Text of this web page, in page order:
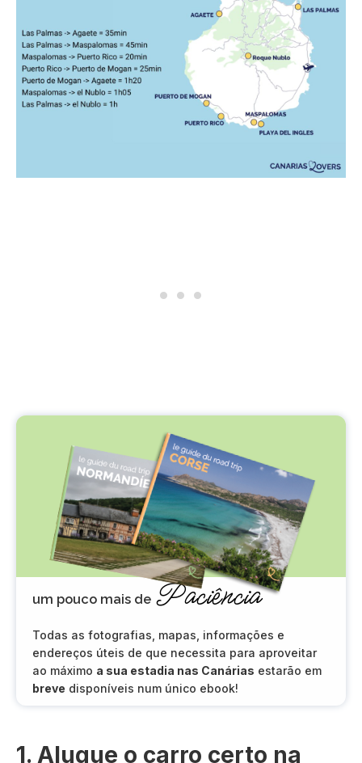
um pouco mais de Paciência
Todas as fotografias, mapas, informações e
endereços úteis de que necessita para aproveitar
ao máximo a sua estadia nas Canárias estarão em
breve disponíveis num único ebook!
1. Alugue o carro certo na